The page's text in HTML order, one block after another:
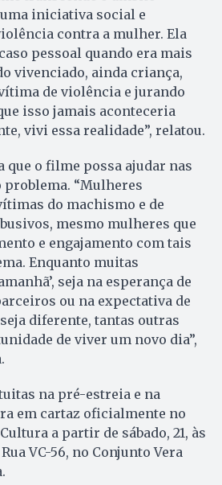
iniciativa social e
contra a mulher. Ela
pessoal quando era mais
vivenciado, ainda criança,
de violência e jurando
isso jamais aconteceria
vivi essa realidade”, relatou.
que o filme possa ajudar nas
problema. “Mulheres
do machismo e de
mesmo mulheres que
e engajamento com tais
Enquanto muitas
seja na esperança de
ou na expectativa de
diferente, tantas outras
de viver um novo dia”,
na pré-estreia e na
em cartaz oficialmente no
a partir de sábado, 21, às
VC-56, no Conjunto Vera